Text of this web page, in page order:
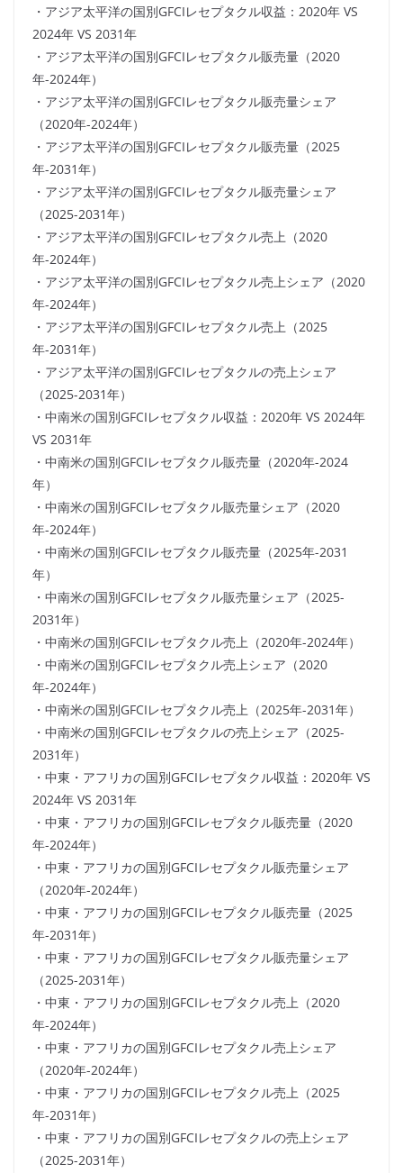
・アジア太平洋の国別GFCIレセプタクル収益：2020年 VS
2024年 VS 2031年
・アジア太平洋の国別GFCIレセプタクル販売量（2020
年-2024年）
・アジア太平洋の国別GFCIレセプタクル販売量シェア
（2020年-2024年）
・アジア太平洋の国別GFCIレセプタクル販売量（2025
年-2031年）
・アジア太平洋の国別GFCIレセプタクル販売量シェア
（2025-2031年）
・アジア太平洋の国別GFCIレセプタクル売上（2020
年-2024年）
・アジア太平洋の国別GFCIレセプタクル売上シェア（2020
年-2024年）
・アジア太平洋の国別GFCIレセプタクル売上（2025
年-2031年）
・アジア太平洋の国別GFCIレセプタクルの売上シェア
（2025-2031年）
・中南米の国別GFCIレセプタクル収益：2020年 VS 2024年
VS 2031年
・中南米の国別GFCIレセプタクル販売量（2020年-2024
年）
・中南米の国別GFCIレセプタクル販売量シェア（2020
年-2024年）
・中南米の国別GFCIレセプタクル販売量（2025年-2031
年）
・中南米の国別GFCIレセプタクル販売量シェア（2025-
2031年）
・中南米の国別GFCIレセプタクル売上（2020年-2024年）
・中南米の国別GFCIレセプタクル売上シェア（2020
年-2024年）
・中南米の国別GFCIレセプタクル売上（2025年-2031年）
・中南米の国別GFCIレセプタクルの売上シェア（2025-
2031年）
・中東・アフリカの国別GFCIレセプタクル収益：2020年 VS
2024年 VS 2031年
・中東・アフリカの国別GFCIレセプタクル販売量（2020
年-2024年）
・中東・アフリカの国別GFCIレセプタクル販売量シェア
（2020年-2024年）
・中東・アフリカの国別GFCIレセプタクル販売量（2025
年-2031年）
・中東・アフリカの国別GFCIレセプタクル販売量シェア
（2025-2031年）
・中東・アフリカの国別GFCIレセプタクル売上（2020
年-2024年）
・中東・アフリカの国別GFCIレセプタクル売上シェア
（2020年-2024年）
・中東・アフリカの国別GFCIレセプタクル売上（2025
年-2031年）
・中東・アフリカの国別GFCIレセプタクルの売上シェア
（2025-2031年）